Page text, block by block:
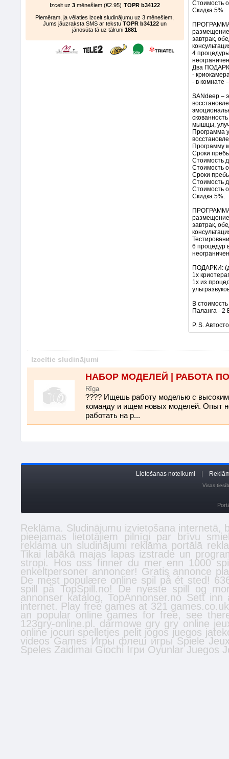
Izcelt uz 3 mēnešiem (€2.95) TOPR b34122
Piemēram, ja vēlaties izcelt sludinājumu uz 3 mēnešiem,
Jums jāuzraksta SMS ar tekstu TOPR b34122 un
jānosūta tā uz tālruni1881
Стоимость
Скидка 5%
завтрак,
4
Два
-
- в комнате
SANdeep –
мышцы,
Программа
Программу
Сроки
Стоимость
Стоимость
Сроки
Стоимость
Стоимость
Скидка 5%.
завтрак,
6 процедур
ПОДАРКИ:
1x
1x из
В
Паланга - 2
P. S.
Izceltie sludinājumi
НАБОР МОДЕЛЕЙ | РАБОТА
Rīga
???? Ищешь работу моделью с
команду и ищем новых моделей. Опыт
работать на р...
Lietošanas noteikumi
Visas
Reklāma. Sludinājumu izvietošana internetā,
pieejamas lietotājiem pilnīgi par brīvu
reklama un sludinājumi reklāma portālā
Tikai labākā majas lapas izstrade un
stropi. Hos oss finner du mer enn 1000
enkeltpersoner annoncer! Gratis annonce
De mest populære online spil på ét sted!
spill på TopSpill.no! De nyeste spill og
annonser katalog, TopAnnonser.no Sett
internet. Play free games at 321
an popular online games for free, see
123gry-online.pl. darmowe gry gry online
online jocuri spelletjes pelit jogos juegos
videos Games Игры флеш игры Spiele
Speles Zaidimai Giochi Ігри Oyunlar Juegos